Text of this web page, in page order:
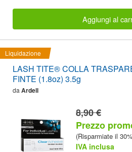
Aggiungi al
Liquidazione
LASH TITE® COLLA
FINTE (1.8oz) 3.5g
da Ardell
8,90 €
Prezzo
(Risparmiate il
IVA inclusa